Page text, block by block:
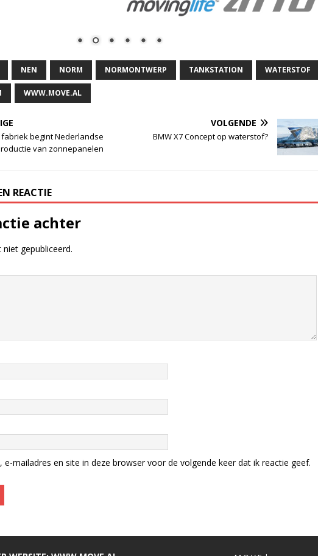
NEN NORM NORMONTWERP TANKSTATION WATERSTOF
WWW.MOVE.AL
begint Nederlandse
van zonnepanelen
VOLGENDE
BMW X7 Concept op waterstof?
REACTIE
achter
gepubliceerd.
e-mailadres en site in deze browser voor de volgende keer dat ik reactie geef.